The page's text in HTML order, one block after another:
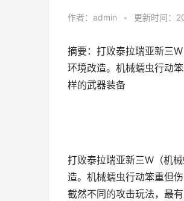
作者： admin • 更新时间：
摘要：打败泰拉瑞亚新三
环境改造。机械蠕虫行动
样的武器装备
打败泰拉瑞亚新三W（机
造。机械蠕虫行动笨重但
截然不同的攻击玩法，最